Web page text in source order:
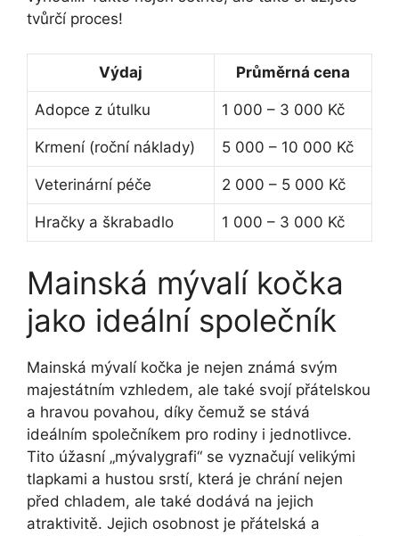
tvůrčí proces!
Výdaj Průměrná cena
Adopce z útulku 1 000 – 3 000 Kč
Krmení (roční náklady) 5 000 – 10 000 Kč
Veterinární péče 2 000 – 5 000 Kč
Hračky a škrabadlo 1 000 – 3 000 Kč
Mainská mývalí kočka
jako ideální společník
Mainská mývalí kočka je nejen známá svým
majestátním vzhledem, ale také svojí přátelskou
a hravou povahou, díky čemuž se stává
ideálním společníkem pro rodiny i jednotlivce.
Tito úžasní „mývalygrafi“ se vyznačují velikými
tlapkami a hustou srstí, která je chrání nejen
před chladem, ale také dodává na jejich
atraktivitě. Jejich osobnost je přátelská a